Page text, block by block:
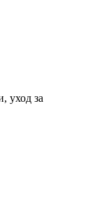
уход за